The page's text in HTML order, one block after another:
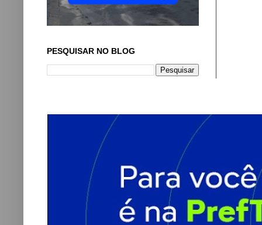
PESQUISAR NO BLOG